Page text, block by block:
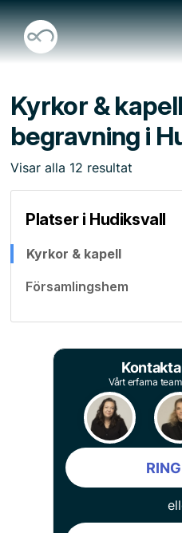
Kyrkor &
begravning i
Visar alla 12 resultat
Platser i Hudiksvall
Kyrkor & kapell
Församlingshem
Vårt erfarna